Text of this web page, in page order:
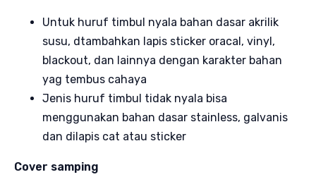
Untuk huruf timbul nyala bahan dasar akrilik
susu, dtambahkan lapis sticker oracal, vinyl,
blackout, dan lainnya dengan karakter bahan
yag tembus cahaya
Jenis huruf timbul tidak nyala bisa
menggunakan bahan dasar stainless, galvanis
dan dilapis cat atau sticker
Cover samping